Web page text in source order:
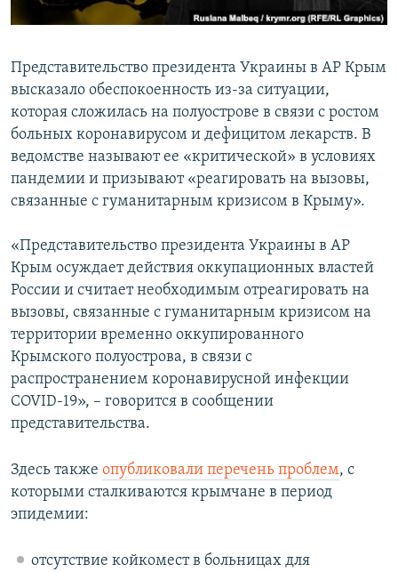
УКРАИНСКАЯ ПРОБЛЕМА КРЫМА
Представительство президента Украины в АР Крым
высказало обеспокоенность из-за ситуации,
которая сложилась на полуострове в связи с ростом
больных коронавирусом и дефицитом лекарств. В
ведомстве называют ее «критической» в условиях
пандемии и призывают «реагировать на вызовы,
связанные с гуманитарным кризисом в Крыму».
«Представительство президента Украины в АР
Крым осуждает действия оккупационных властей
России и считает необходимым отреагировать на
вызовы, связанные с гуманитарным кризисом на
территории временно оккупированного
Крымского полуострова, в связи с
распространением коронавирусной инфекции
COVID-19», – говорится в сообщении
представительства.
Здесь также опубликовали перечень проблем, с
которыми сталкиваются крымчане в период
эпидемии:
отсутствие койкомест в больницах для